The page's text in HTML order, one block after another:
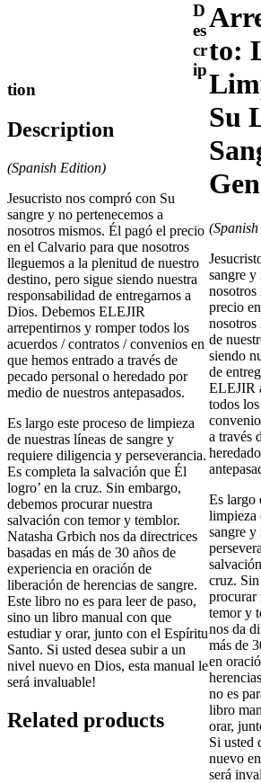
to:
Su
sangre y
nosotros
precio
nosotros
de
siendo
de
ELEJIR
todos
a través
Es largo
limpieza
sangre
cruz.
procurar
temor y
nos da
más de
en
no es
libro
orar,
Si usted
nuevo
será
D
es
cr
ip
tion
Description
(Spanish Edition)
Jesucristo nos compró con Su
sangre y no pertenecemos a
nosotros mismos. Él pagó el precio
en el Calvario para que nosotros
lleguemos a la plenitud de nuestro
destino, pero sigue siendo nuestra
responsabilidad de entregarnos a
Dios. Debemos ELEJIR
arrepentirnos y romper todos los
acuerdos / contratos / convenios en
que hemos entrado a través de
pecado personal o heredado por
medio de nuestros antepasados.
Es largo este proceso de limpieza
de nuestras líneas de sangre y
requiere diligencia y perseverancia.
Es completa la salvación que Él
logro’ en la cruz. Sin embargo,
debemos procurar nuestra
salvación con temor y temblor.
Natasha Grbich nos da directrices
basadas en más de 30 años de
experiencia en oración de
liberación de herencias de sangre.
Este libro no es para leer de paso,
sino un libro manual con que
estudiar y orar, junto con el Espíritu
Santo. Si usted desea subir a un
nivel nuevo en Dios, esta manual le
será invaluable!
Related products